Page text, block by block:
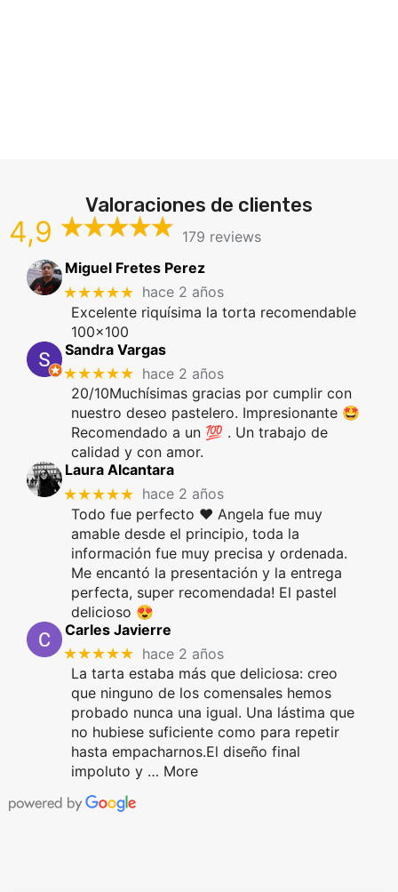
Valoraciones de clientes
4,9
179 reviews
Miguel Fretes Perez
★★★★★ hace 2 años
Excelente riquísima la torta recomendable
100x100
Sandra Vargas
★★★★★ hace 2 años
20/10Muchísimas gracias por cumplir con
nuestro deseo pastelero. Impresionante 🤩
Recomendado a un 💯 . Un trabajo de
calidad y con amor.
Laura Alcantara
★★★★★ hace 2 años
Todo fue perfecto ❤️ Angela fue muy
amable desde el principio, toda la
información fue muy precisa y ordenada.
Me encantó la presentación y la entrega
perfecta, super recomendada! El pastel
delicioso 😍
Carles Javierre
★★★★★ hace 2 años
La tarta estaba más que deliciosa: creo
que ninguno de los comensales hemos
probado nunca una igual. Una lástima que
no hubiese suficiente como para repetir
hasta empacharnos.El diseño final
impoluto y … More